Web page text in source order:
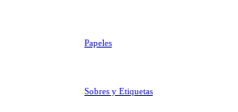
Papeles
Sobres y Etiquetas